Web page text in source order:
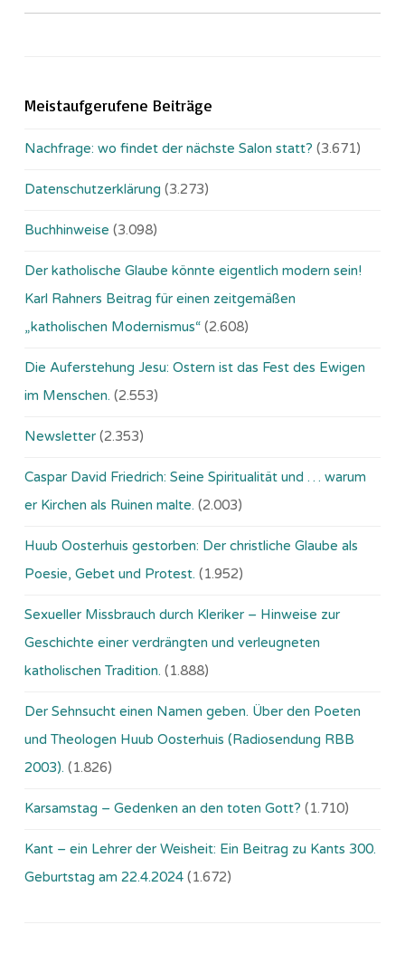
Meistaufgerufene Beiträge
Nachfrage: wo findet der nächste Salon statt? (3.671)
Datenschutzerklärung (3.273)
Buchhinweise (3.098)
Der katholische Glaube könnte eigentlich modern sein!
Karl Rahners Beitrag für einen zeitgemäßen
„katholischen Modernismus“ (2.608)
Die Auferstehung Jesu: Ostern ist das Fest des Ewigen
im Menschen. (2.553)
Newsletter (2.353)
Caspar David Friedrich: Seine Spiritualität und … warum
er Kirchen als Ruinen malte. (2.003)
Huub Oosterhuis gestorben: Der christliche Glaube als
Poesie, Gebet und Protest. (1.952)
Sexueller Missbrauch durch Kleriker – Hinweise zur
Geschichte einer verdrängten und verleugneten
katholischen Tradition. (1.888)
Der Sehnsucht einen Namen geben. Über den Poeten
und Theologen Huub Oosterhuis (Ra­dio­sen­dung RBB
2003). (1.826)
Karsamstag – Gedenken an den toten Gott? (1.710)
Kant – ein Lehrer der Weisheit: Ein Beitrag zu Kants 300.
Geburtstag am 22.4.2024 (1.672)